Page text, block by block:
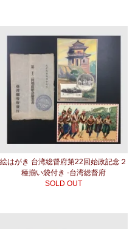
絵はがき 台湾総督府第22回始政記念２
種揃い袋付き -台湾総督府
SOLD OUT